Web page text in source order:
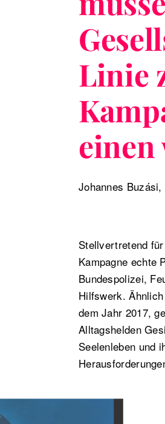
Linie
einen
Johannes Buzási,
Stellvertretend
Kampagne echte
Bundespolizei,
Hilfswerk.
dem Jahr 2017,
Alltagshelden
Seelenleben und